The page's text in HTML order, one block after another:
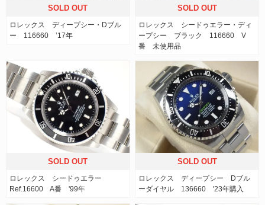
SOLD OUT
ロレックス ディープシー・Dブル
ー 116660 ’17年
SOLD OUT
ロレックス シードゥエラー・ディ
ープシー ブラック 116660 V
番 未使用品
SOLD OUT
ロレックス シードゥエラー
Ref.16600 A番 '99年
SOLD OUT
ロレックス ディープシー Dブル
ーダイヤル 136660 '23年購入